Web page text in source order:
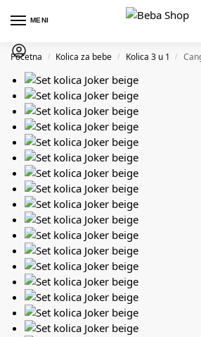
MENI
Početna / Kolica za bebe / Kolica 3 u 1 /